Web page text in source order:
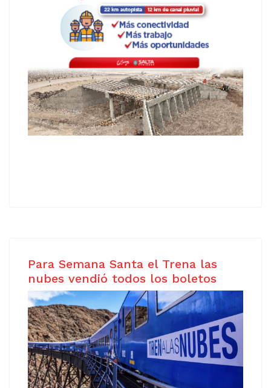
Para Semana Santa el Trena las
nubes vendió todos los boletos